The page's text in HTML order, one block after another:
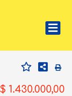
1.430.000,00